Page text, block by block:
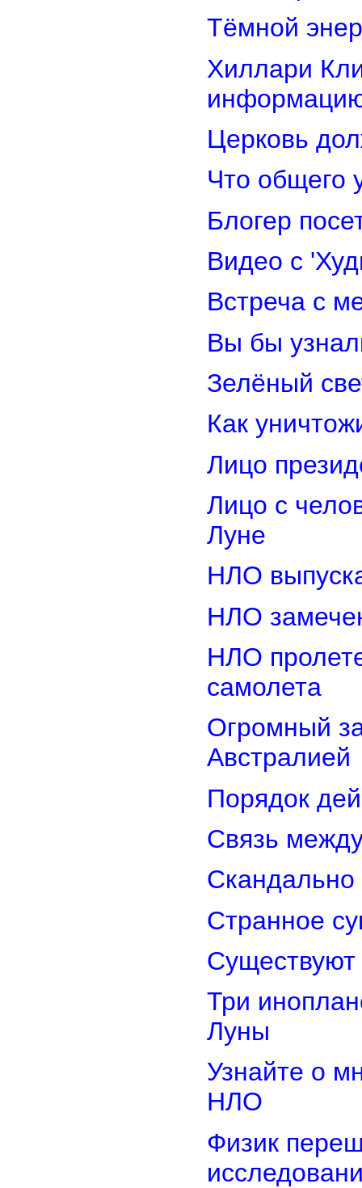
Тёмной
Хиллари
Церковь
Что общего
Блогер
Видео с
Встреча с
Вы бы
Зелёный
Как
Лицо
Лицо с
Луне
НЛО
НЛО
НЛО
самолета
Огромный
Австралией
Порядок
Связь
Странное
Три
Луны
Узнайте о
НЛО
Физик